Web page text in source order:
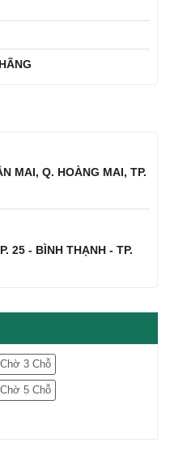
MAI, Q. HOÀNG MAI, TP.
25 - BÌNH THẠNH - TP.
3 Chỗ
5 Chỗ